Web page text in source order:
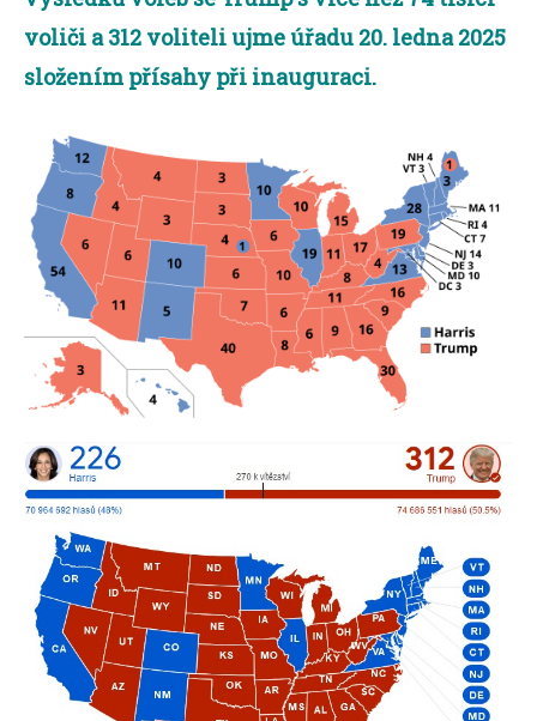
voliči a 312 voliteli ujme úřadu 20. ledna 2025
složením přísahy při inauguraci.